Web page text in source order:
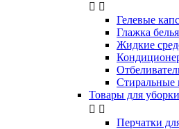
 
Гелевые
Глажка белья
Жидкие
Стиральные
Товары для
 
Перчатки